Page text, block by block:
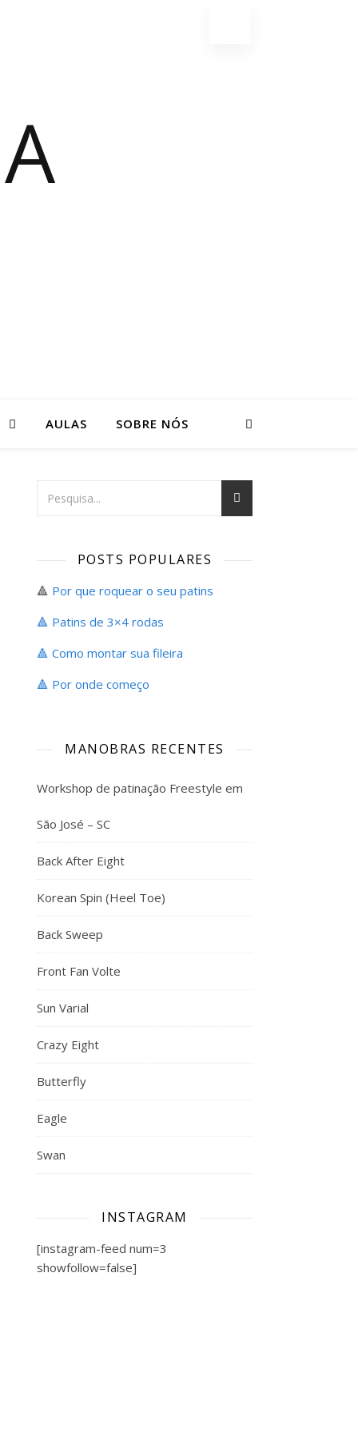
AULAS SOBRE NÓS
POSTS POPULARES
🔺 Por que roquear o seu patins
🔺 Patins de 3×4 rodas
🔺 Como montar sua fileira
🔺 Por onde começo
MANOBRAS RECENTES
Workshop de patinação Freestyle em
São José – SC
Back After Eight
Korean Spin (Heel Toe)
Back Sweep
Front Fan Volte
Sun Varial
Crazy Eight
Butterfly
Eagle
Swan
INSTAGRAM
[instagram-feed num=3
showfollow=false]